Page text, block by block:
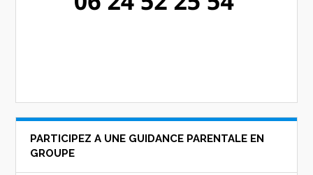
PARTICIPEZ A UNE GUIDANCE PARENTALE EN
GROUPE